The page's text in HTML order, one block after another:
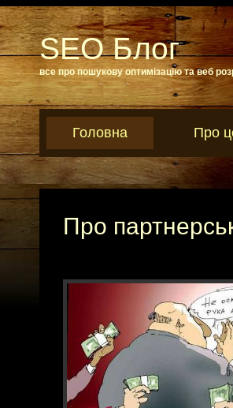
SEO Блог
все про пошукову оптимізацію та веб
Головна Про
Про